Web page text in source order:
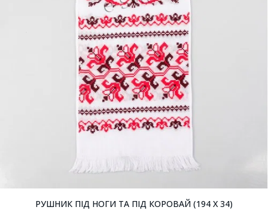
РУШНИК ПІД НОГИ ТА ПІД КОРОВАЙ (194 X 34)